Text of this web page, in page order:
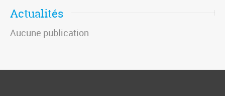
Actualités
Aucune publication